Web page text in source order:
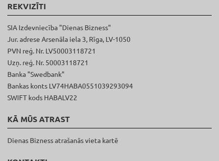
REKVIZĪTI
SIA Izdevniecība "Dienas Bizness"
Jur. adrese Arsenāla iela 3, Rīga, LV-1050
PVN reģ. Nr. LV50003118721
Uzņ. reģ. Nr. 50003118721
Banka "Swedbank"
Bankas konts LV74HABA0551039293094
SWIFT kods HABALV22
KĀ MŪS ATRAST
Dienas Bizness atrašanās vieta kartē